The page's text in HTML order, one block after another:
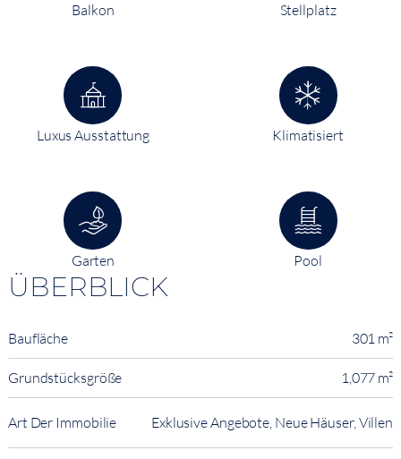
Balkon Stellplatz
Luxus Ausstattung Klimatisiert
Garten Pool
ÜBERBLICK
Baufläche 301 m²
Grundstücksgröße 1,077 m²
Art Der Immobilie Exklusive Angebote, Neue Häuser, Villen